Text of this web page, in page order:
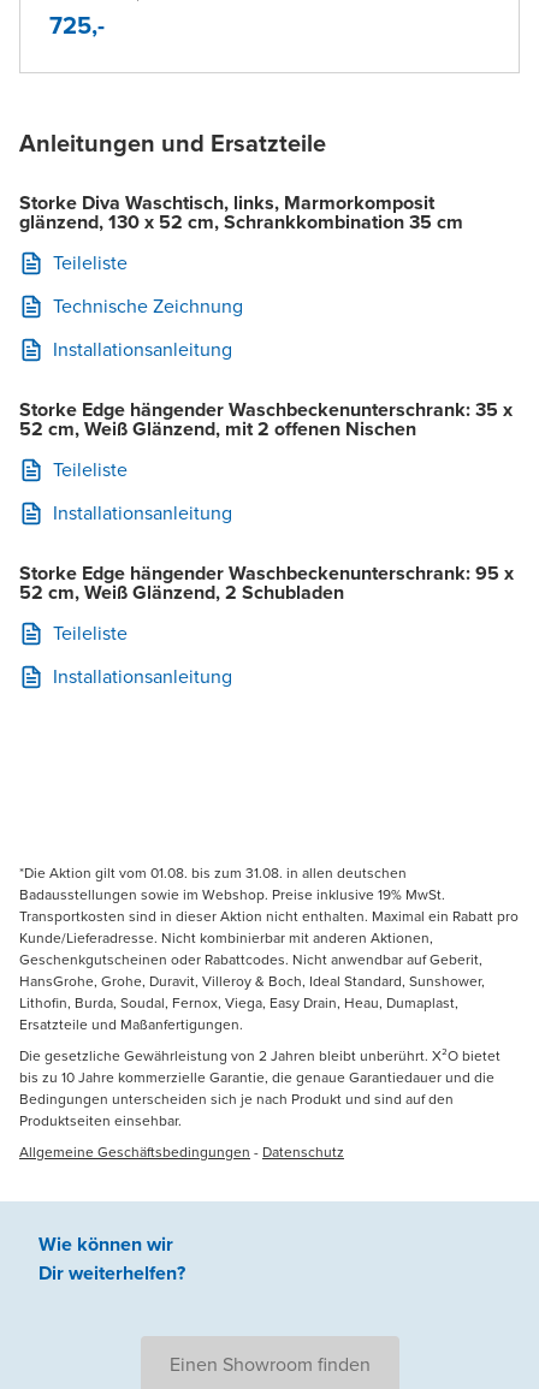
725,-
Anleitungen und Ersatzteile
Storke Diva Waschtisch, links, Marmorkomposit
glänzend, 130 x 52 cm, Schrankkombination 35 cm
Teileliste
Technische Zeichnung
Installationsanleitung
Storke Edge hängender Waschbeckenunterschrank: 35 x
52 cm, Weiß Glänzend, mit 2 offenen Nischen
Teileliste
Installationsanleitung
Storke Edge hängender Waschbeckenunterschrank: 95 x
52 cm, Weiß Glänzend, 2 Schubladen
Teileliste
Installationsanleitung
*Die Aktion gilt vom 01.08. bis zum 31.08. in allen deutschen
Badausstellungen sowie im Webshop. Preise inklusive 19% MwSt.
Transportkosten sind in dieser Aktion nicht enthalten. Maximal ein Rabatt pro
Kunde/Lieferadresse. Nicht kombinierbar mit anderen Aktionen,
Geschenkgutscheinen oder Rabattcodes. Nicht anwendbar auf Geberit,
HansGrohe, Grohe, Duravit, Villeroy & Boch, Ideal Standard, Sunshower,
Lithofin, Burda, Soudal, Fernox, Viega, Easy Drain, Heau, Dumaplast,
Ersatzteile und Maßanfertigungen.
Die gesetzliche Gewährleistung von 2 Jahren bleibt unberührt. X²O bietet
bis zu 10 Jahre kommerzielle Garantie, die genaue Garantiedauer und die
Bedingungen unterscheiden sich je nach Produkt und sind auf den
Produktseiten einsehbar.
Allgemeine Geschäftsbedingungen - Datenschutz
Wie können wir
Dir weiterhelfen?
Einen Showroom finden